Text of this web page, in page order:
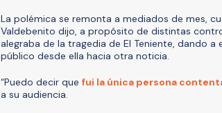
La polémica se remonta a mediados de mes,
Valdebenito dijo, a propósito de distintas
alegraba de la tragedia de El Teniente, dando
público desde ella hacia otra noticia.
“Puedo decir que fui la única persona
a su audiencia.